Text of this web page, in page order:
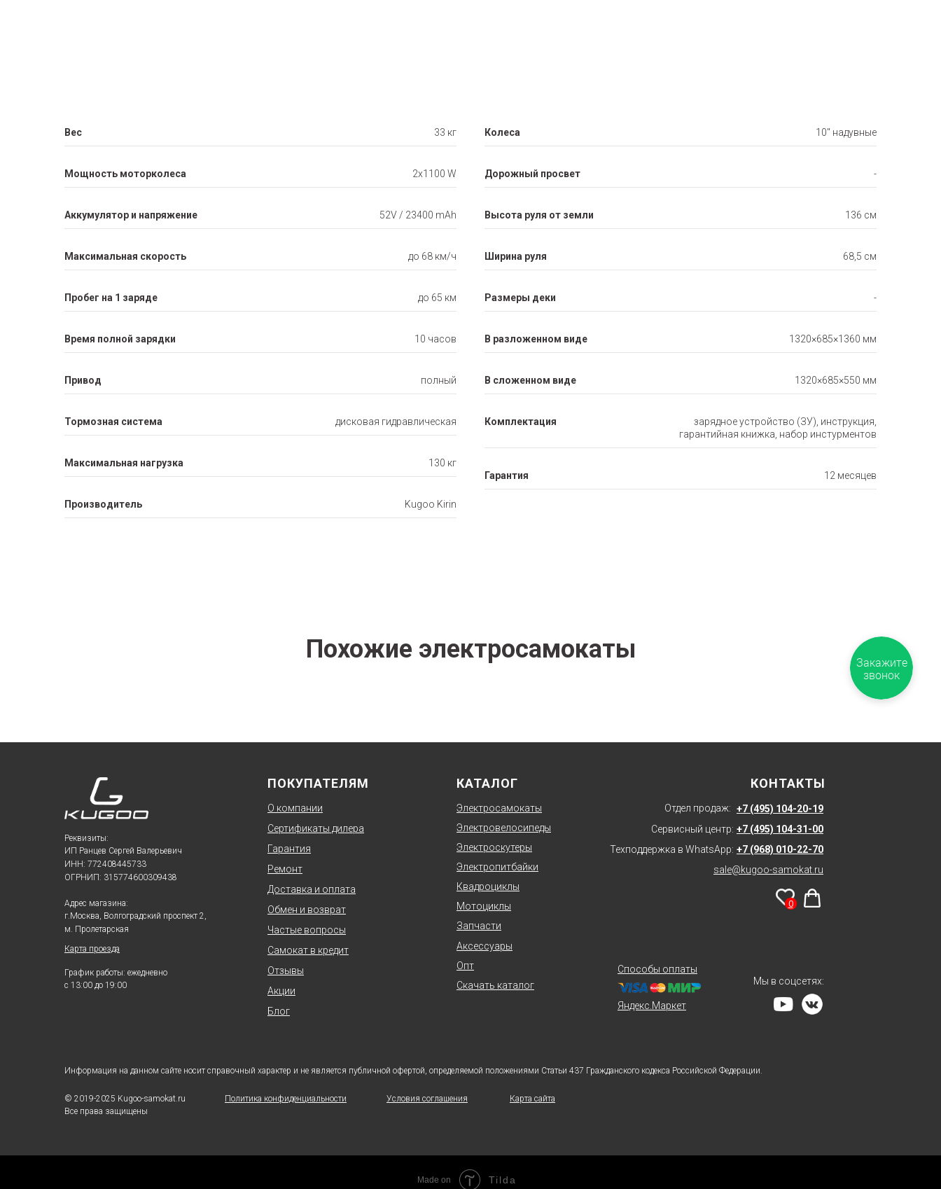
Вес 33 кг
Мощность моторколеса 2х1100 W
Аккумулятор и напряжение 52V / 23400 mAh
Максимальная скорость до 68 км/ч
Пробег на 1 заряде до 65 км
Время полной зарядки 10 часов
Привод полный
Тормозная система дисковая гидравлическая
Максимальная нагрузка 130 кг
Производитель Kugoo Kirin
Колеса 10" надувные
Дорожный просвет -
Высота руля от земли 136 см
Ширина руля 68,5 см
Размеры деки -
В разложенном виде 1320×685×1360 мм
В сложенном виде 1320×685×550 мм
Комплектация
зарядное устройство (ЗУ), инструкция,
гарантийная книжка, набор инстурментов
Гарантия 12 месяцев
Похожие электросамокаты
ПОКУПАТЕЛЯМ КОНТАКТЫ
КАТАЛОГ
О компании Отдел продаж:
Электросамокаты
Гарантия
Реквизиты:
Адрес магазина:
ИП Ранцев Сергей Валерьевич
ИНН: 772408445733
ОГРНИП: 315774600309438
г.Москва, Волгоградский проспект 2,
м. Пролетарская
Отзывы
Запчасти
+7 (495) 104-20-19
Обмен и возврат
Сертификаты дилера
Аксессуары
Сервисный центр:
Доставка и оплата
Блог
+7 (495) 104-31-00
Частые вопросы
+7 (968) 010-22-70
Самокат в кредит
Политика конфиденциальности
Ремонт
Яндекс.Маркет
Акции
© 2019-2025 Kugoo-samokat.ru
Все права защищены
Мы в соцсетях:
Информация на данном сайте носит справочный характер и не является публичной офертой, определяемой положениями Статьи 437 Гражданского кодекса Российской Федерации.
Карта сайта
Карта проезда
0
Условия соглашения
Опт
Скачать каталог
Техподдержка в WhatsApp:
sale@kugoo-samokat.ru
Способы оплаты
График работы: ежедневно
с 13:00 до 19:00
Электровелосипеды
Электроскутеры
Электропитбайки
Квадроциклы
Мотоциклы
Made on Tilda
Закажите
звонок